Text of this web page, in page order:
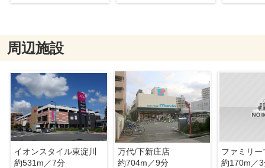
周辺施設
イオンスタイル東淀川
約531m／7分
万代/下新庄店
約704m／9分
約170m／